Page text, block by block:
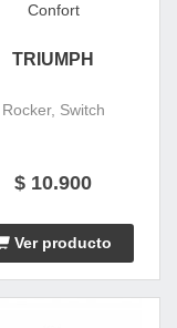
Confort
TRIUMPH
Rocker, Switch
$ 10.900
Ver producto